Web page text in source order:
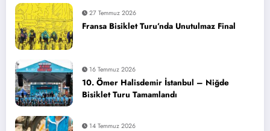
27 Temmuz 2026
Fransa Bisiklet Turu’nda Unutulmaz Final
16 Temmuz 2026
10. Ömer Halisdemir İstanbul – Niğde
Bisiklet Turu Tamamlandı
14 Temmuz 2026